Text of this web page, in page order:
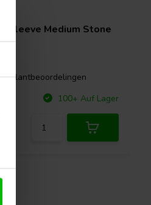
Sleeve Medium Stone
1 klantbeoordelingen
100+ Auf Lager